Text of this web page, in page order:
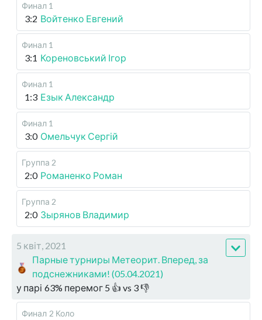
Финал 1
3:2 Войтенко Евгений
Финал 1
3:1 Кореновський Ігор
Финал 1
1:3 Езык Александр
Финал 1
3:0 Омельчук Сергій
Группа 2
2:0 Романенко Роман
Группа 2
2:0 Зырянов Владимир
5 квіт, 2021
Парные турниры Метеорит. Вперед, за
подснежниками! (05.04.2021)
у парі 63% перемог 5 👍 vs 3👎
Финал 2 Коло